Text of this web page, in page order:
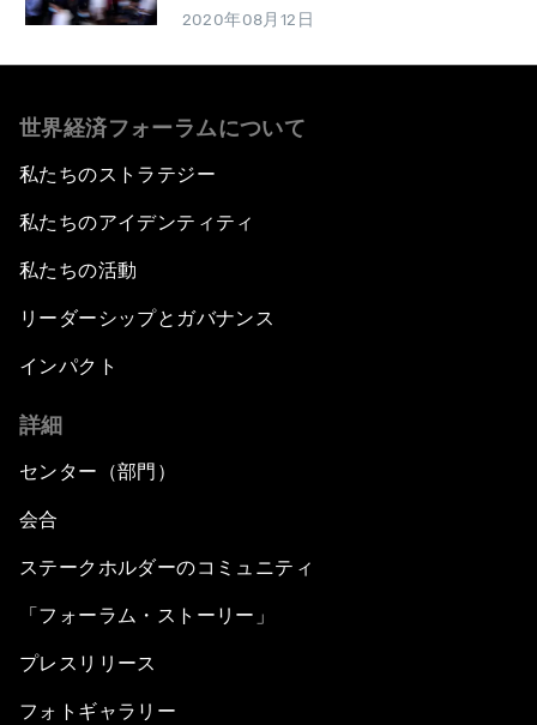
2020年08月12日
世界経済フォーラムについて
私たちのストラテジー
私たちのアイデンティティ
私たちの活動
リーダーシップとガバナンス
インパクト
詳細
センター（部門）
会合
ステークホルダーのコミュニティ
「フォーラム・ストーリー」
プレスリリース
フォトギャラリー